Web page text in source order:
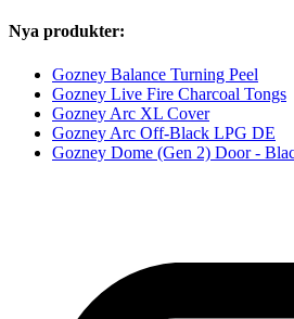
Nya produkter:
Gozney Balance Turning Peel
Gozney Live Fire Charcoal Tongs
Gozney Arc XL Cover
Gozney Arc Off-Black LPG DE
Gozney Dome (Gen 2) Door -